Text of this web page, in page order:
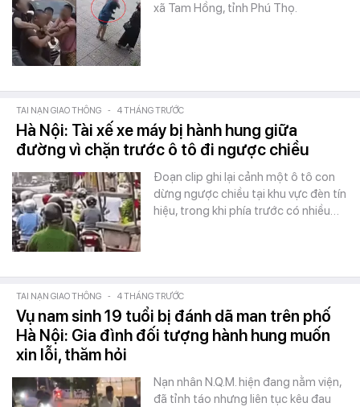
xã Tam Hồng, tỉnh Phú Thọ.
TAI NẠN GIAO THÔNG - 4 THÁNG TRƯỚC
Hà Nội: Tài xế xe máy bị hành hung giữa
đường vì chặn trước ô tô đi ngược chiều
Đoạn clip ghi lại cảnh một ô tô con
dừng ngược chiều tại khu vực đèn tín
hiệu, trong khi phía trước có nhiều…
TAI NẠN GIAO THÔNG - 4 THÁNG TRƯỚC
Vụ nam sinh 19 tuổi bị đánh dã man trên phố
Hà Nội: Gia đình đối tượng hành hung muốn
xin lỗi, thăm hỏi
Nạn nhân N.Q.M. hiện đang nằm viện,
đã tỉnh táo nhưng liên tục kêu đau